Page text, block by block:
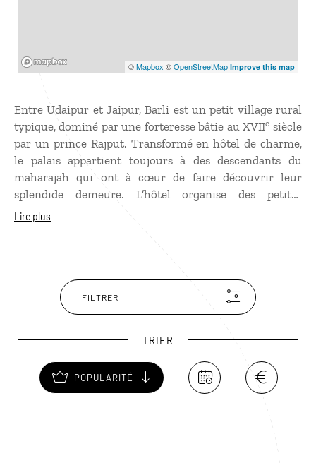
©Mapbox ©OpenStreetMap Improve this map
Entre Udaipur et Jaipur, Barli est un petit village rural
typique, dominé par une forteresse bâtie au XVIIe siècle
par un prince Rajput. Transformé en hôtel de charme,
le palais appartient toujours à des descendants du
maharajah qui ont à cœur de faire découvrir leur
splendide demeure. L’hôtel organise des petites
excursions dans le village à la rencontre des habitants
Lire plus
FILTRER
TRIER
POPULARITÉ